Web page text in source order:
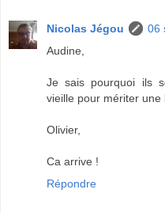
Nicolas Jégou
06
Audine,
Je sais pourquoi ils
vieille pour mériter une
Olivier,
Ca arrive !
Répondre